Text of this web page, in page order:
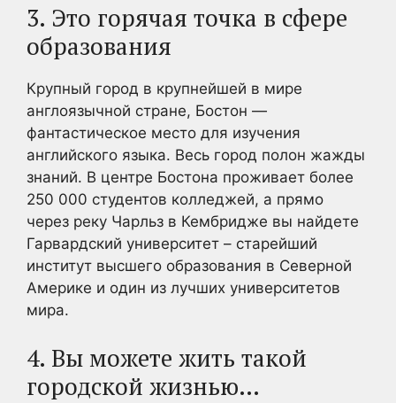
3. Это горячая точка в сфере
образования
Крупный город в крупнейшей в мире
англоязычной стране, Бостон —
фантастическое место для изучения
английского языка. Весь город полон жажды
знаний. В центре Бостона проживает более
250 000 студентов колледжей, а прямо
через реку Чарльз в Кембридже вы найдете
Гарвардский университет – старейший
институт высшего образования в Северной
Америке и один из лучших университетов
мира.
4. Вы можете жить такой
городской жизнью…